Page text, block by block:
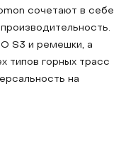
сочетают в себе
S3 и ремешки, а
типов горных трасс
на